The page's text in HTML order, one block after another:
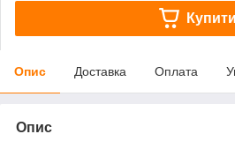
Купити
Опис Доставка Оплата
Опис